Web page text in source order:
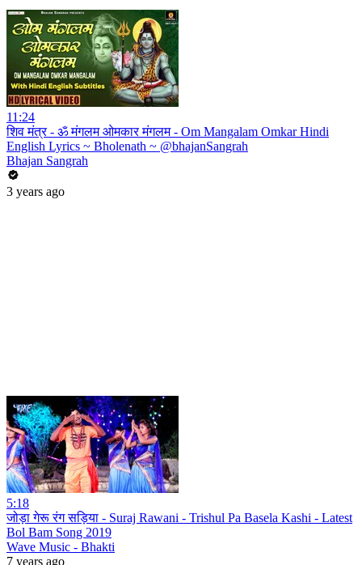
11:24
शिव मंत्र - ॐ मंगलम ओमकार मंगलम - Om Mangalam Omkar Hindi
English Lyrics ~ Bholenath ~ @bhajanSangrah
Bhajan Sangrah
3 years ago
5:18
जोड़ा गेरू रंग सड़िया - Suraj Rawani - Trishul Pa Basela Kashi - Latest
Bol Bam Song 2019
Wave Music - Bhakti
7 years ago